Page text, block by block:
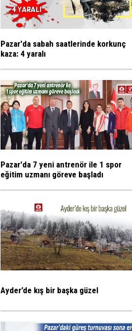
Pazar'da sabah saatlerinde korkunç
kaza: 4 yaralı
Pazar'da 7 yeni antrenör ile 1 spor
eğitim uzmanı göreve başladı
Ayder’de kış bir başka güzel